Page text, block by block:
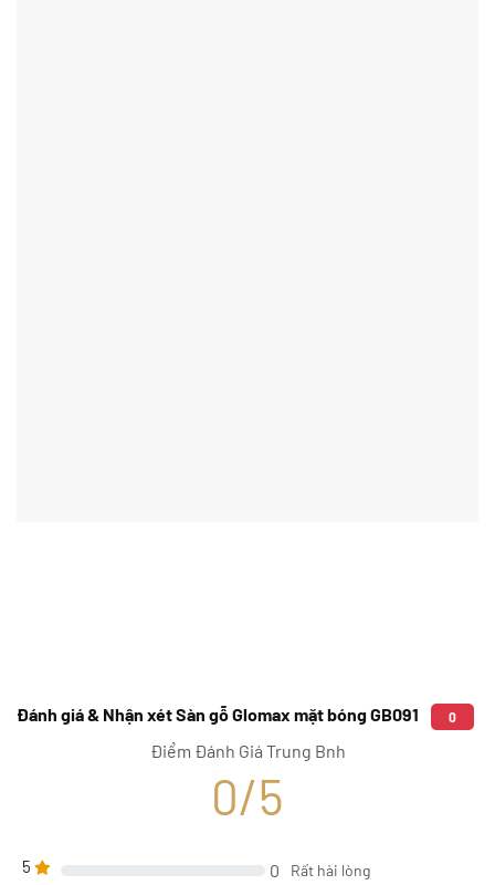
Đánh giá & Nhận xét Sàn gỗ Glomax mặt bóng GB091 0
Điểm Đánh Giá Trung Bnh
0/5
5 0 Rất hài lòng